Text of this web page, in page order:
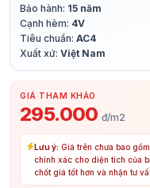
Bảo hành: 15 năm
Cạnh hèm: 4V
Tiêu chuẩn: AC4
Xuất xứ: Việt Nam
GIÁ THAM KHẢO
295.000 đ/m2
Lưu ý: Giá trên chưa bao
chính xác cho diện tích của
chốt giá tốt hơn và nhận tư